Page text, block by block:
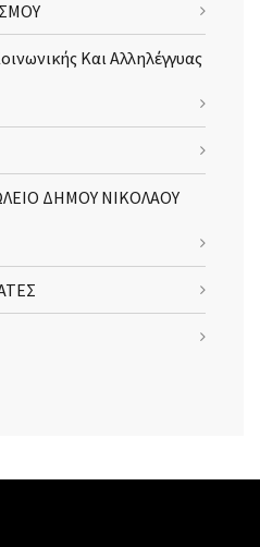
Και Αλληλέγγυας
ΔΗΜΟΥ ΝΙΚΟΛΑΟΥ